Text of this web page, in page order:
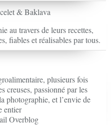
au travers de leurs recettes,
fiables et réalisables par tous.
plusieurs fois
creuses, passionné par les
photographie, et l’envie de
entier
Overblog